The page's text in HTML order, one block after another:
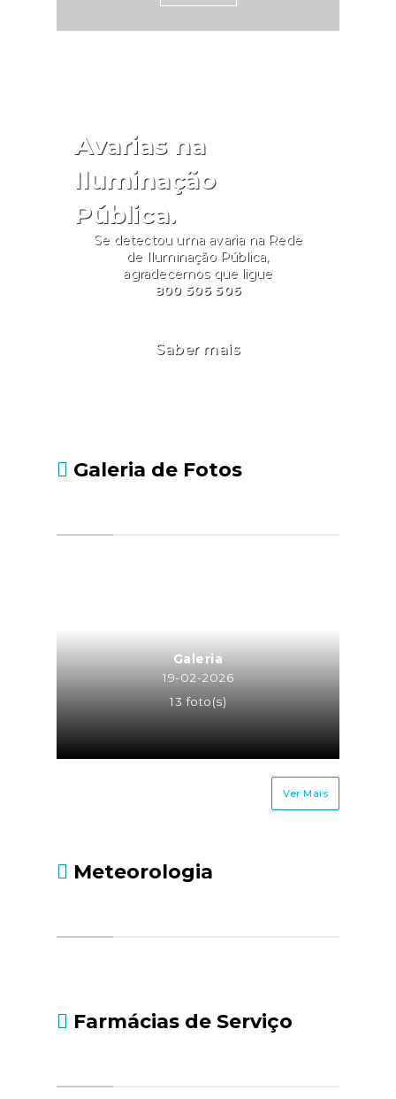
Avarias na
Iluminação
Pública.
Se detectou uma avaria na Rede
de Iluminação Pública,
agradecemos que ligue
800 506 506
Saber mais
Galeria de Fotos
Galeria
19-02-2026
13 foto(s)
Ver Mais
Meteorologia
Farmácias de Serviço